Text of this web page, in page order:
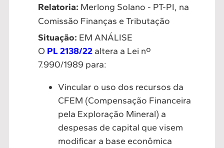
Relatoria: Merlong Solano - PT-PI, na
Comissão Finanças e Tributação
Situação: EM ANÁLISE
O PL 2138/22 altera a Lei nº
7.990/1989 para:
Vincular o uso dos recursos da
CFEM (Compensação Financeira
pela Exploração Mineral) a
despesas de capital que visem
modificar a base econômica